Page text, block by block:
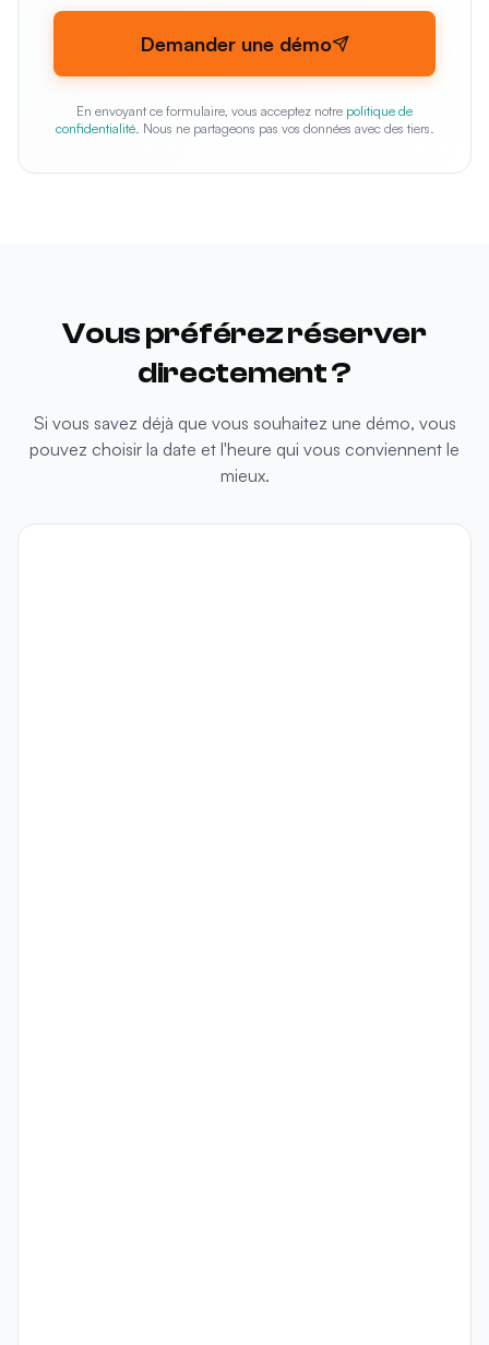
Demander une démo
En envoyant ce formulaire, vous acceptez notre politique de
confidentialité. Nous ne partageons pas vos données avec des tiers.
Vous préférez réserver
directement ?
Si vous savez déjà que vous souhaitez une démo, vous
pouvez choisir la date et l'heure qui vous conviennent le
mieux.